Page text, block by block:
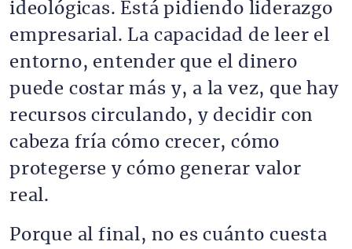
ideológicas. Está pidiendo liderazgo
empresarial. La capacidad de leer el
entorno, entender que el dinero
puede costar más y, a la vez, que hay
recursos circulando, y decidir con
cabeza fría cómo crecer, cómo
protegerse y cómo generar valor
real.
Porque al final, no es cuánto cuesta